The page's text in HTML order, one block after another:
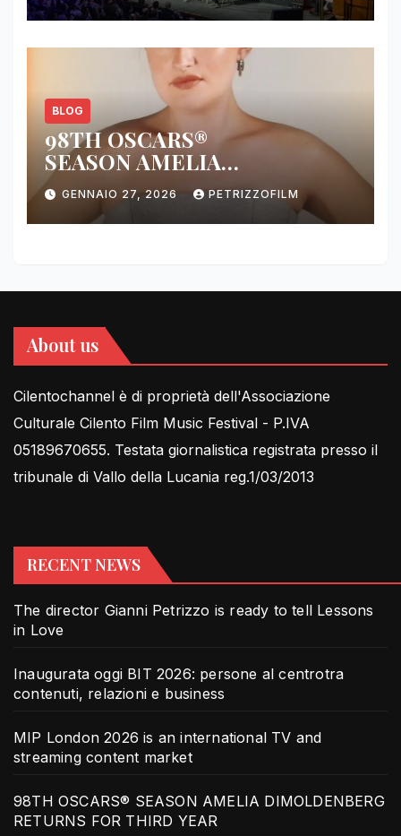
BLOG
98TH OSCARS®
SEASON AMELIA
DIMOLDENBERG RETURNS
FOR THIRD YEAR
GENNAIO 27, 2026 PETRIZZOFILM
About us
Cilentochannel è di proprietà dell'Associazione
Culturale Cilento Film Music Festival - P.IVA
05189670655. Testata giornalistica registrata presso il
tribunale di Vallo della Lucania reg.1/03/2013
RECENT NEWS
The director Gianni Petrizzo is ready to tell Lessons
in Love
Inaugurata oggi BIT 2026: persone al centrotra
contenuti, relazioni e business
MIP London 2026 is an international TV and
streaming content market
98TH OSCARS® SEASON AMELIA DIMOLDENBERG
RETURNS FOR THIRD YEAR